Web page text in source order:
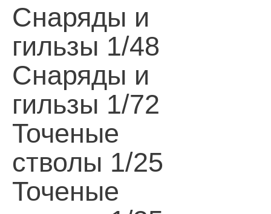
Снаряды и
гильзы 1/48
Снаряды и
гильзы 1/72
Точеные
стволы 1/25
Точеные